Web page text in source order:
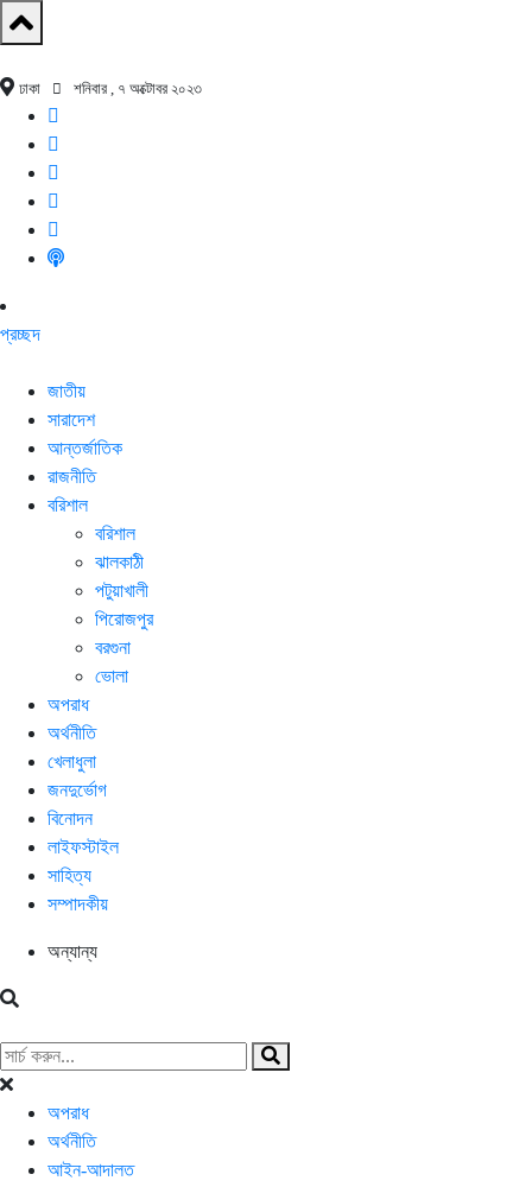
ঢাকা শনিবার , ৭ অক্টোবর ২০২৩
প্রচ্ছদ
জাতীয়
সারাদেশ
আন্তর্জাতিক
রাজনীতি
বরিশাল
বরিশাল
ঝালকাঠী
পটুয়াখালী
পিরোজপুর
বরগুনা
ভোলা
অপরাধ
অর্থনীতি
খেলাধুলা
জনদুর্ভোগ
বিনোদন
লাইফস্টাইল
সাহিত্য
সম্পাদকীয়
অন্যান্য
অপরাধ
অর্থনীতি
আইন-আদালত